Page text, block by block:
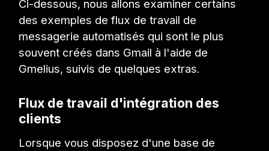
Ci-dessous, nous allons examiner certains
des exemples de flux de travail de
messagerie automatisés qui sont le plus
souvent créés dans Gmail à l'aide de
Gmelius, suivis de quelques extras.
Flux de travail d'intégration des
clients
Lorsque vous disposez d'une base de